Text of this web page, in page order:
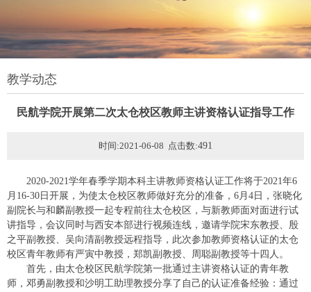
教学动态
民航学院开展第二次太仓校区教师主讲资格认证指导工作
时间:2021-06-08 点击数:491
2020-2021学年春季学期本科主讲教师资格认证工作将于2021年6
月16-30日开展，为使太仓校区教师做好充分的准备，6月4日，张晓化
副院长与和麟副教授一起专程前往太仓校区，与新教师面对面进行试
讲指导，会议同时与西安本部进行视频连线，邀请学院宋东教授、殷
之平副教授、吴向清副教授远程指导，此次参加教师资格认证的太仓
校区青年教师有严寅中教授，郑凯副教授、周聪副教授等十四人。
首先，由太仓校区民航学院第一批通过主讲资格认证的青年教
师，邓勇副教授和沙明工助理教授分享了自己的认证准备经验：通过